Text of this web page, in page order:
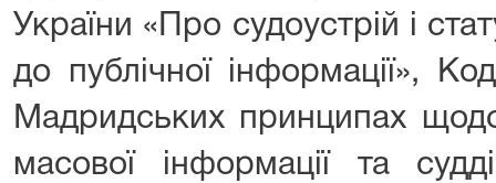
України «Про судоустрій і
до публічної інформації»,
Мадридських принципах
масової інформації та